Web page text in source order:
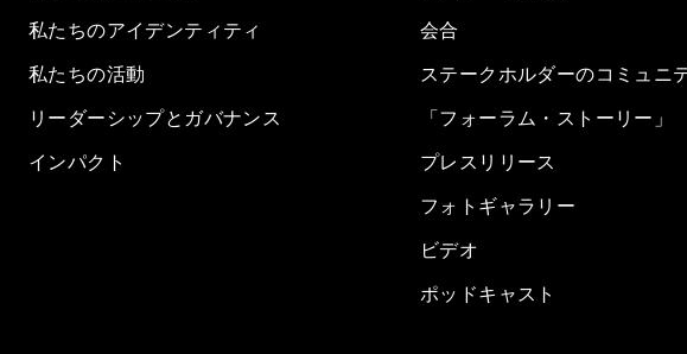
私たちのアイデンティティ
私たちの活動
リーダーシップとガバナンス
インパクト
会合
ステークホルダーのコミュニ
「フォーラム・ストーリー」
プレスリリース
フォトギャラリー
ビデオ
ポッドキャスト